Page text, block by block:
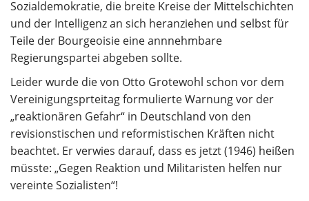
Sozialdemokratie, die breite Kreise der Mittelschichten
und der Intelligenz an sich heranziehen und selbst für
Teile der Bourgeoisie eine annnehmbare
Regierungspartei abgeben sollte.
Leider wurde die von Otto Grotewohl schon vor dem
Vereinigungsprteitag formulierte Warnung vor der
„reaktionären Gefahr“ in Deutschland von den
revisionstischen und reformistischen Kräften nicht
beachtet. Er verwies darauf, dass es jetzt (1946) heißen
müsste: „Gegen Reaktion und Militaristen helfen nur
vereinte Sozialisten“!